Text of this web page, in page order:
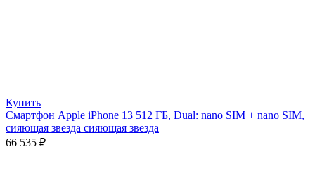
Купить
Смартфон Apple iPhone 13 512 ГБ, Dual: nano SIM + nano SIM,
сияющая звезда сияющая звезда
66 535 ₽